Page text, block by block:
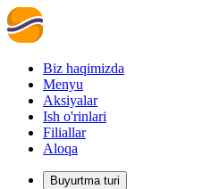
Biz haqimizda
Menyu
Aksiyalar
Ish o'rinlari
Filiallar
Aloqa
Buyurtma turi